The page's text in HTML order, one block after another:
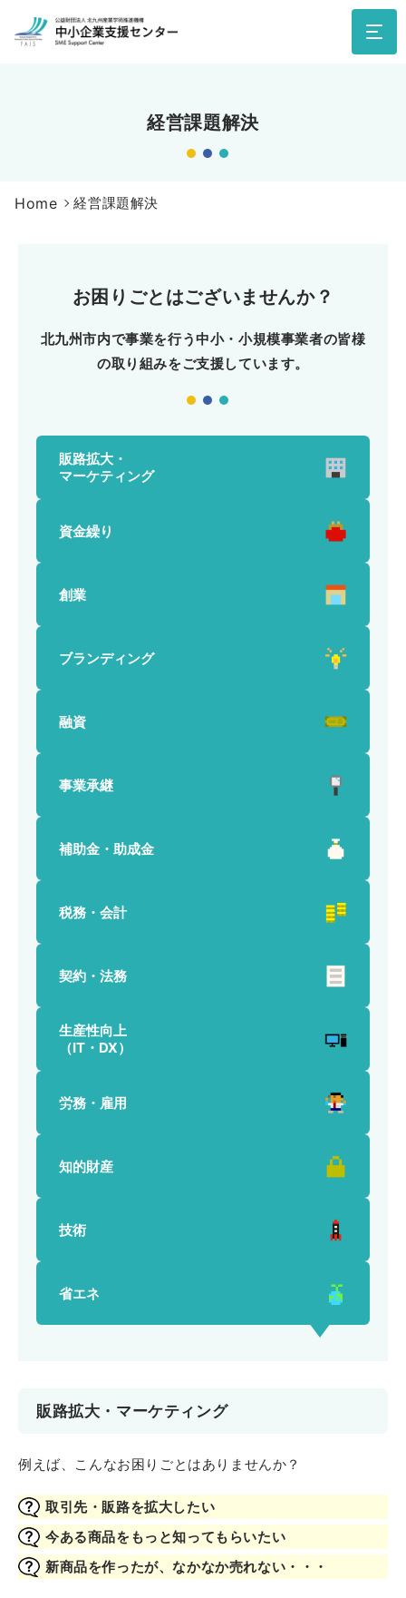
経営課題解決
Home 経営課題解決
お困りごとはございませんか？
北九州市内で事業を行う中小・小規模事業者の皆様
の取り組みをご支援しています。
販路拡大・
マーケティング
資金繰り
創業
ブランディング
融資
事業承継
補助金・助成金
税務・会計
契約・法務
生産性向上
（IT・DX）
労務・雇用
知的財産
技術
省エネ
販路拡大・マーケティング
例えば、こんなお困りごとはありませんか？
取引先・販路を拡大したい
今ある商品をもっと知ってもらいたい
新商品を作ったが、なかなか売れない・・・